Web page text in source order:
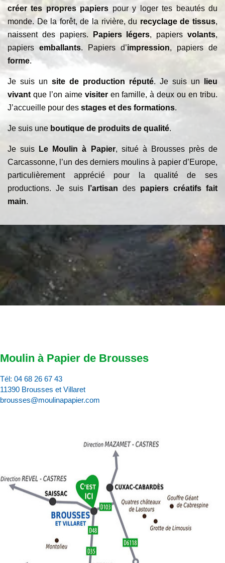
créer tes propres papiers pour y loger tes beautés du
monde. De la forêt, de la rivière, du recyclage de tissus,
naissent des papiers.
Papiers légers, papiersvolants,
papiers emballants. Papiers d’impression, papiers de
forme.
Je suis un site de production réputé. Je suis un
lieu
vivantque l’on aime visiteren famille, à deux ou en tribu.
J’accueille pour des stages et des formations.
Je suis une boutique de produits de qualité.
Je suis Le Moulin à Papier, situé à Brousses près de
Carcassonne, l’un des derniers moulins à papier d’Europe,
particulièrement apprécié pour la qualité de ses
productions. Je suis
l’artisan des papiers créatifs fait
main.
Moulin à Papier de Brousses
Tél: 04 68 26 67 43
11390 Brousses et Villaret
brousses@moulinapapier.com